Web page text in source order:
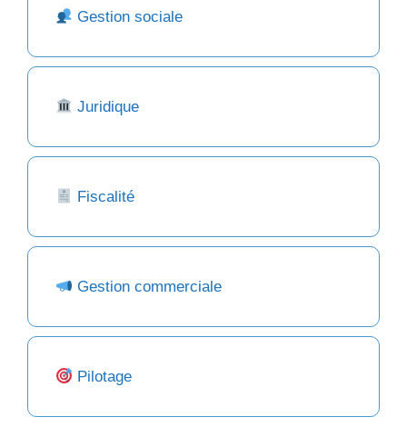
Gestion sociale
Juridique
Fiscalité
Gestion commerciale
Pilotage